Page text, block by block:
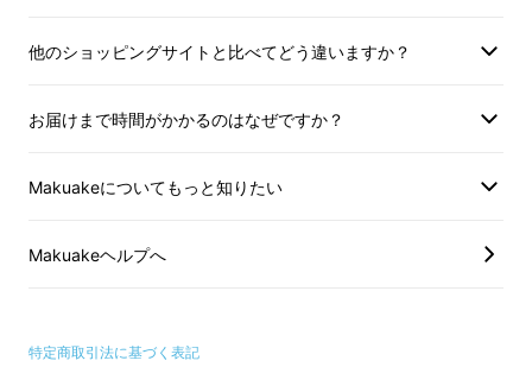
レに起きることがなくなった」などの声がたく
（※個人の感想です。）
他のショッピングサイトと比べてどう違いますか？
お届けまで時間がかかるのはなぜですか？
Makuakeについてもっと知りたい
Makuakeヘルプへ
特定商取引法に基づく表記